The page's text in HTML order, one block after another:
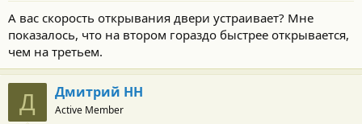
А вас скорость открывания двери устраивает? Мне
показалось, что на втором гораздо быстрее открывается,
чем на третьем.
Д Дмитрий НН
Active Member